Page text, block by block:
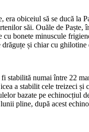
era obiceiul să se ducă la
săi. Ouăle de Paște,
cu bonete minuscule
și chiar cu ghilotine
stabilită numai între 22
a stabilit cele treizeci și
bazate pe echinocțiul
pline, după acest